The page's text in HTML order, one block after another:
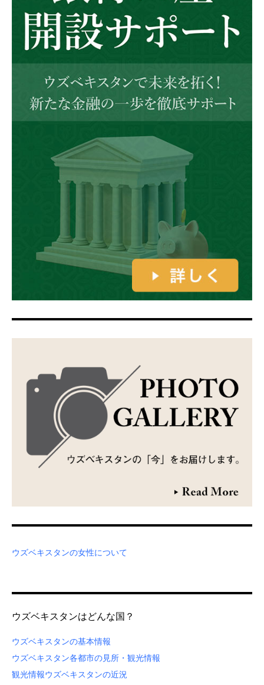
ウズベキスタンの女性について
ウズベキスタンはどんな国？
ウズベキスタンの基本情報
ウズベキスタン各都市の見所・観光情報
観光情報ウズベキスタンの近況